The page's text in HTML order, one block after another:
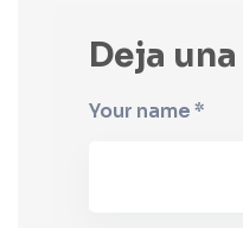
Deja
Your name *